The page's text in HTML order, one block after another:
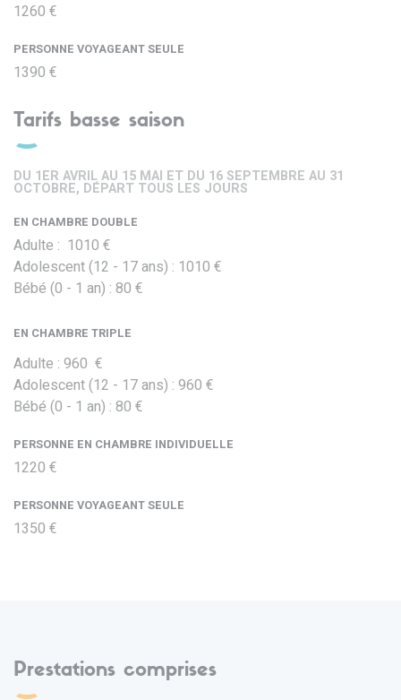
1260 €
PERSONNE VOYAGEANT SEULE
1390 €
Tarifs basse saison
DU 1ER AVRIL AU 15 MAI ET DU 16 SEPTEMBRE AU 31
OCTOBRE, DÉPART TOUS LES JOURS
EN CHAMBRE DOUBLE
Adulte : 1010 €
Adolescent (12 - 17 ans) : 1010 €
Bébé (0 - 1 an) : 80 €
EN CHAMBRE TRIPLE
Adulte : 960 €
Adolescent (12 - 17 ans) : 960 €
Bébé (0 - 1 an) : 80 €
PERSONNE EN CHAMBRE INDIVIDUELLE
1220 €
PERSONNE VOYAGEANT SEULE
1350 €
Prestations comprises